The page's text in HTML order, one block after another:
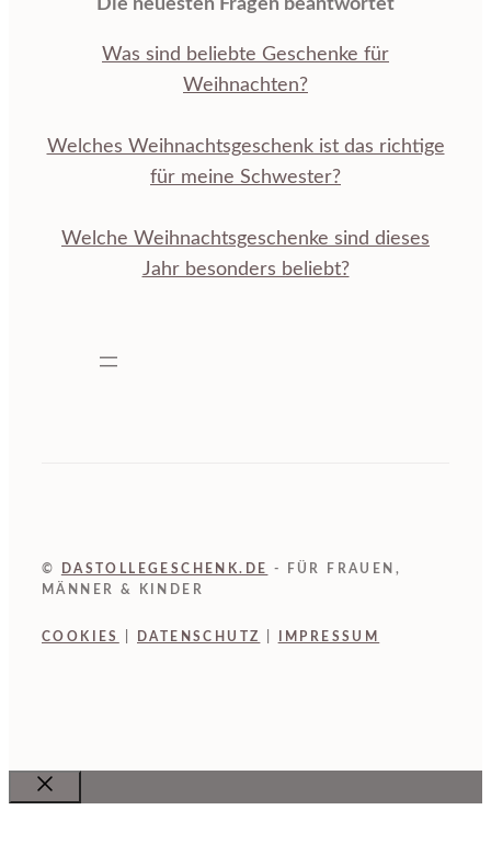
Die neuesten Fragen beantwortet
Was sind beliebte Geschenke für
Weihnachten?
Welches Weihnachtsgeschenk ist das richtige
für meine Schwester?
Welche Weihnachtsgeschenke sind dieses
Jahr besonders beliebt?
© DASTOLLEGESCHENK.DE
- FÜR FRAUEN,
MÄNNER & KINDER
COOKIES DATENSCHUTZ IMPRESSUM